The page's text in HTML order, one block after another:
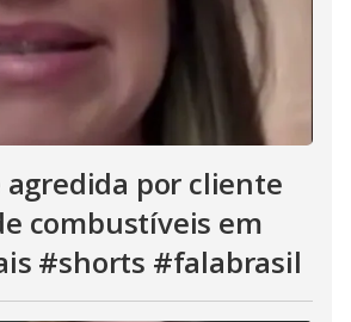
agredida por cliente
combustíveis em
#shorts #falabrasil